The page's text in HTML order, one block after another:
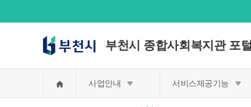
부천시 종합사회복지관 포털
사업안내 서비스제공기능